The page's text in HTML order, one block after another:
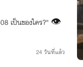
เป็นของใคร?" 👁️
24 วันที่แล้ว